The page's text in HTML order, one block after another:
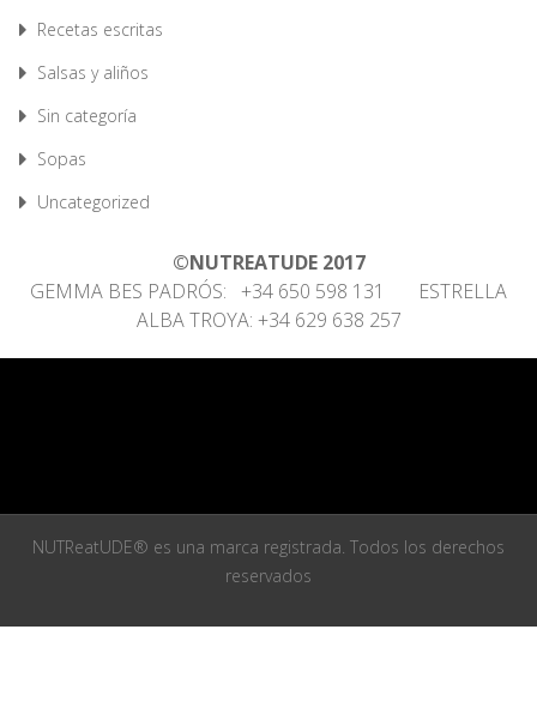
Recetas escritas
Salsas y aliños
Sin categoría
Sopas
Uncategorized
©NUTREATUDE 2017
GEMMA BES PADRÓS: +34 650 598 131 ESTRELLA
ALBA TROYA: +34 629 638 257
NUTReatUDE® es una marca registrada. Todos los derechos
reservados